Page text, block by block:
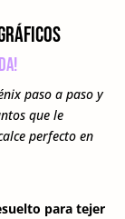
paso a paso y
que le
perfecto en
para tejer